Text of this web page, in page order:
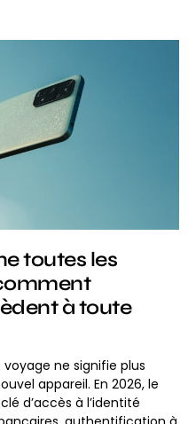
toutes les
à toute
voyage ne signifie plus
appareil. En 2026, le
d’accès à l’identité